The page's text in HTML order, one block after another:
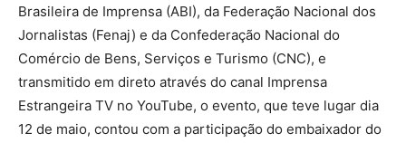
Brasileira de Imprensa (ABI), da Federação Nacional dos
Jornalistas (Fenaj) e da Confederação Nacional do
Comércio de Bens, Serviços e Turismo (CNC), e
transmitido em direto através do canal Imprensa
Estrangeira TV no YouTube, o evento, que teve lugar dia
12 de maio, contou com a participação do embaixador do